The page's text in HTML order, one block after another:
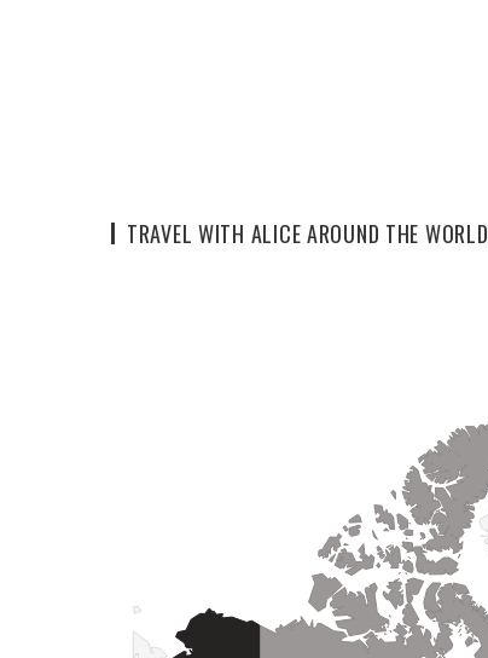
TRAVEL WITH ALICE AROUND THE